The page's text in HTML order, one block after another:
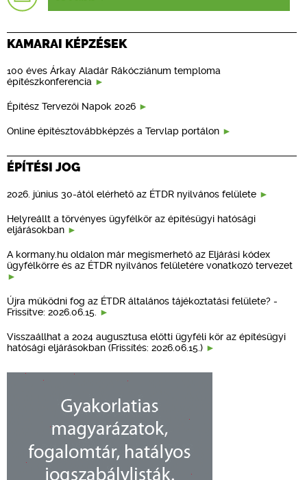
KAMARAI KÉPZÉSEK
100 éves Árkay Aladár Rákócziánum temploma
építészkonferencia
Építész Tervezői Napok 2026
Online építésztovábbképzés a Tervlap portálon
ÉPÍTÉSI JOG
2026. június 30-ától elérhető az ÉTDR nyilvános felülete
Helyreállt a törvényes ügyfélkör az építésügyi hatósági
eljárásokban
A kormany.hu oldalon már megismerhető az Eljárási kódex
ügyfélkörre és az ÉTDR nyilvános felületére vonatkozó tervezet
Újra működni fog az ÉTDR általános tájékoztatási felülete? -
Frissítve: 2026.06.15.
Visszaállhat a 2024 augusztusa előtti ügyféli kör az építésügyi
hatósági eljárásokban (Frissítés: 2026.06.15.)